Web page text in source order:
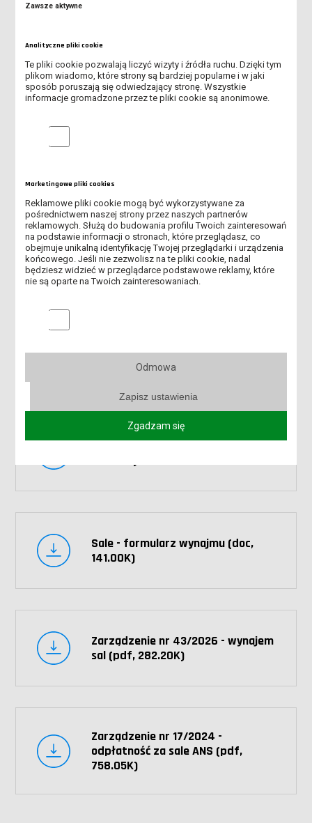
Aula - umowa najmu (pdf, 199.68K)
Aula - plan siedzeń (png, 1.09M)
Sale - cennik (pdf, 224.88K)
Sale - formularz wynajmu (pdf,
Sale - formularz wynajmu (doc,
141.00K)
Zarządzenie nr 43/2026 - wynajem
sal (pdf, 282.20K)
Zarządzenie nr 17/2024 -
odpłatność za sale ANS (pdf,
758.05K)
Zawsze aktywne
Analityczne pliki cookie
Te pliki cookie pozwalają liczyć wizyty i źródła ruchu. Dzięki tym
plikom wiadomo, które strony są bardziej popularne i w jaki
sposób poruszają się odwiedzający stronę. Wszystkie
informacje gromadzone przez te pliki cookie są anonimowe.
Analityczne pliki cookie
Marketingowe pliki cookies
Reklamowe pliki cookie mogą być wykorzystywane za
pośrednictwem naszej strony przez naszych partnerów
reklamowych. Służą do budowania profilu Twoich zainteresowań
na podstawie informacji o stronach, które przeglądasz, co
obejmuje unikalną identyfikację Twojej przeglądarki i urządzenia
końcowego. Jeśli nie zezwolisz na te pliki cookie, nadal
będziesz widzieć w przeglądarce podstawowe reklamy, które
nie są oparte na Twoich zainteresowaniach.
Marketingowe pliki cookies
Odmowa
Zapisz ustawienia
Zgadzam się